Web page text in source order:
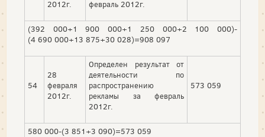
2012г.
февраль 2012г.
(392 000+1 900 000+1 250 000+2 100 000)-
(4 690 000+13 875+30 028)=908 097
54
28
февраля
2012г.
Определен результат от
деятельности по
распространению
рекламы за февраль
2012г.
573 059
580 000-(3 851+3 090)=573 059